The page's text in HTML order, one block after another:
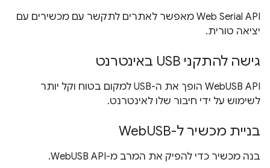
Web Serial API מאפשר לאתרים לתקשר עם מכשירים עם
יציאה טורית.
גישה להתקני USB באינטרנט
WebUSB API הופך את ה-USB למקום בטוח וקל יותר
לשימוש על ידי חיבור שלו לאינטרנט.
בניית מכשיר ל-WebUSB
בנה מכשיר כדי להפיק את המרב מ-WebUSB API.